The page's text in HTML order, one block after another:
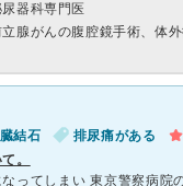
尿器科専門医
立腺がんの腹腔鏡手術、体
結石 排尿痛がある
。